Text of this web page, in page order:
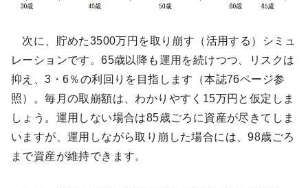
次に、貯めた3500万円を取り崩す（活用する）シミュ
レーションです。65歳以降も運用を続けつつ、リスクは
抑え、3・6％の利回りを目指します（本誌76ページ参
照）。毎月の取崩額は、わかりやすく15万円と仮定しま
しょう。運用しない場合は85歳ごろに資産が尽きてしま
いますが、運用しながら取り崩した場合には、98歳ごろ
まで資産が維持できます。